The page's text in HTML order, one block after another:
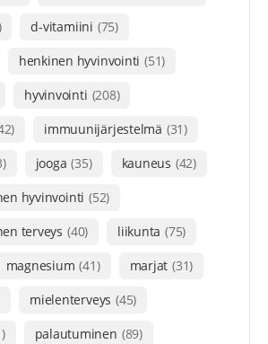
d-vitamiini (75)
henkinen hyvinvointi (51)
hyvinvointi (208)
immuunijärjestelmä (31)
jooga (35) kauneus (42)
hyvinvointi (52)
terveys (40) liikunta (75)
magnesium (41) marjat (31)
mielenterveys (45)
palautuminen (89)